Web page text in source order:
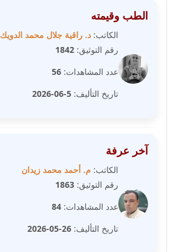
عاملة
مدونة سامح فرج
عاملة
مدونة سحر أبو العلا
عاملة
مدونة سعاد سيد
عاملة
معلق
الطب وقيمته
الكاتب: د. راقية جلال محمد الدويك
رقم التوثيق: 1842
عدد المشاهدات: 56
تاريخ التأليف: 5-06-2026
آخر عرفة
الكاتب: م. أحمد محمد زيدان
رقم التوثيق: 1863
عدد المشاهدات: 84
تاريخ التأليف: 26-05-2026